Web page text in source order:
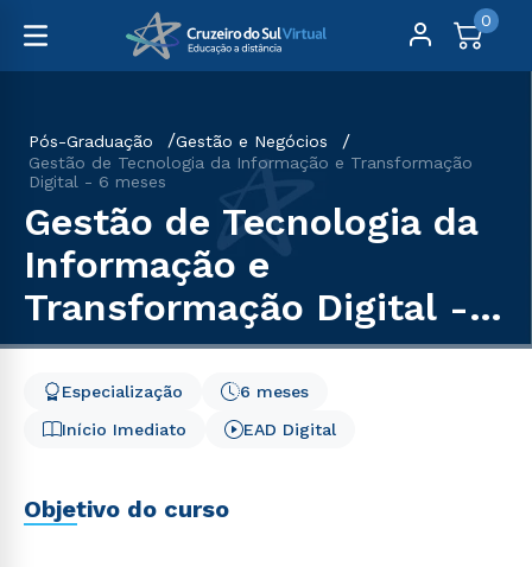
0
Pós-Graduação
Gestão e Negócios
Gestão de Tecnologia da Informação e Transformação
Digital - 6 meses
Gestão de Tecnologia da
Informação e
Transformação Digital - 6
meses
Início Imediato
6 meses
Especialização
EAD Digital
Objetivo do curso